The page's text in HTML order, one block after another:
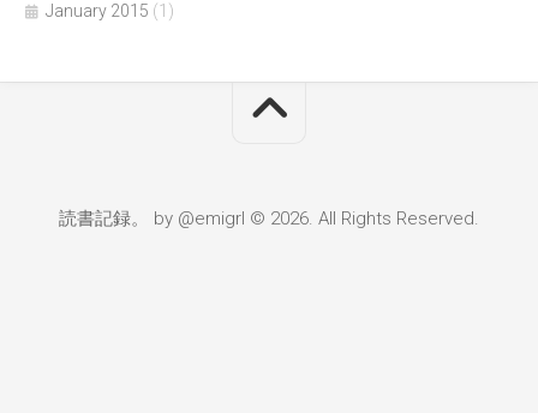
January 2015 (1)
読書記録。 by @emigrl © 2026. All Rights Reserved.